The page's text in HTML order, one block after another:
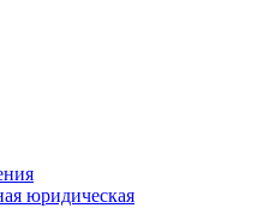
юридическая